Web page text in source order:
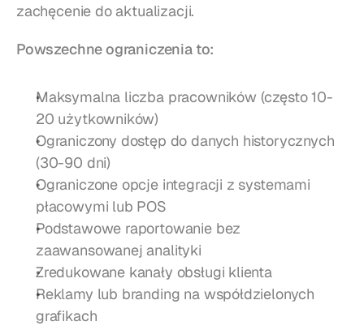
zachęcenie do aktualizacji.
Powszechne ograniczenia to:
Maksymalna liczba pracowników (często 10-
20 użytkowników)
Ograniczony dostęp do danych historycznych
(30-90 dni)
Ograniczone opcje integracji z systemami
płacowymi lub POS
Podstawowe raportowanie bez
zaawansowanej analityki
Zredukowane kanały obsługi klienta
Reklamy lub branding na współdzielonych
grafikach